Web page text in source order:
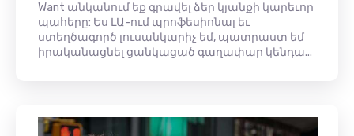
Want անկանում եք գրավել ձեր կյանքի կարեւոր
պահերը: Ես ԼԱ-ում պրոֆեսիոնալ եւ
ստեղծագործ լուսանկարիչ եմ, պատրաստ եմ
իրականացնել ցանկացած գաղափար կենդա...